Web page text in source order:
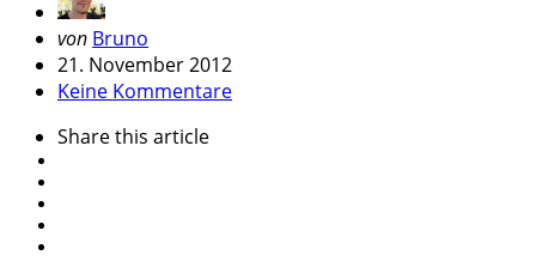
Geschrieben
von
von Bruno
21. November 2012
Keine Kommentare
Sharethis article